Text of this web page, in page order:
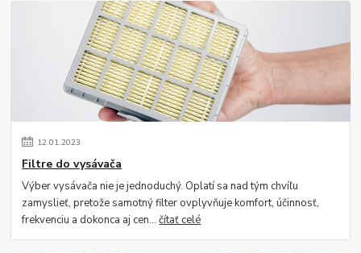
12.01.2023
Filtre do vysávača
Výber vysávača nie je jednoduchý. Oplatí sa nad tým chvíľu
zamyslieť, pretože samotný filter ovplyvňuje komfort, účinnosť,
frekvenciu a dokonca aj cen...čítať celé